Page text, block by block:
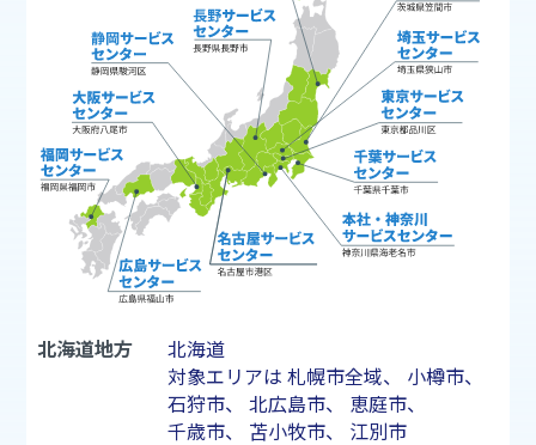
北海道地方
北海道
対象エリアは 札幌市全域、 小樽市、
石狩市、 北広島市、 恵庭市、
千歳市、 苫小牧市、 江別市